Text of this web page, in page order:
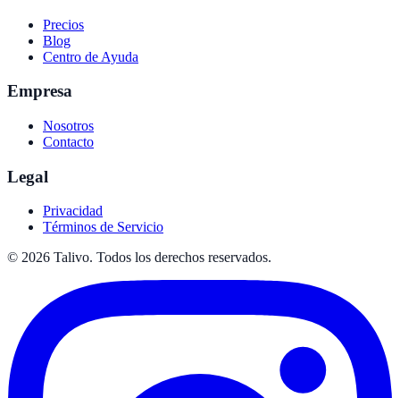
Precios
Blog
Centro de Ayuda
Empresa
Nosotros
Contacto
Legal
Privacidad
Términos de Servicio
© 2026 Talivo. Todos los derechos reservados.